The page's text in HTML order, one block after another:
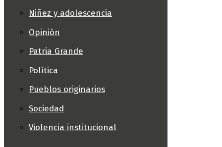
Niñez y adolescencia
Opinión
Patria Grande
Política
Pueblos originarios
Sociedad
Violencia institucional